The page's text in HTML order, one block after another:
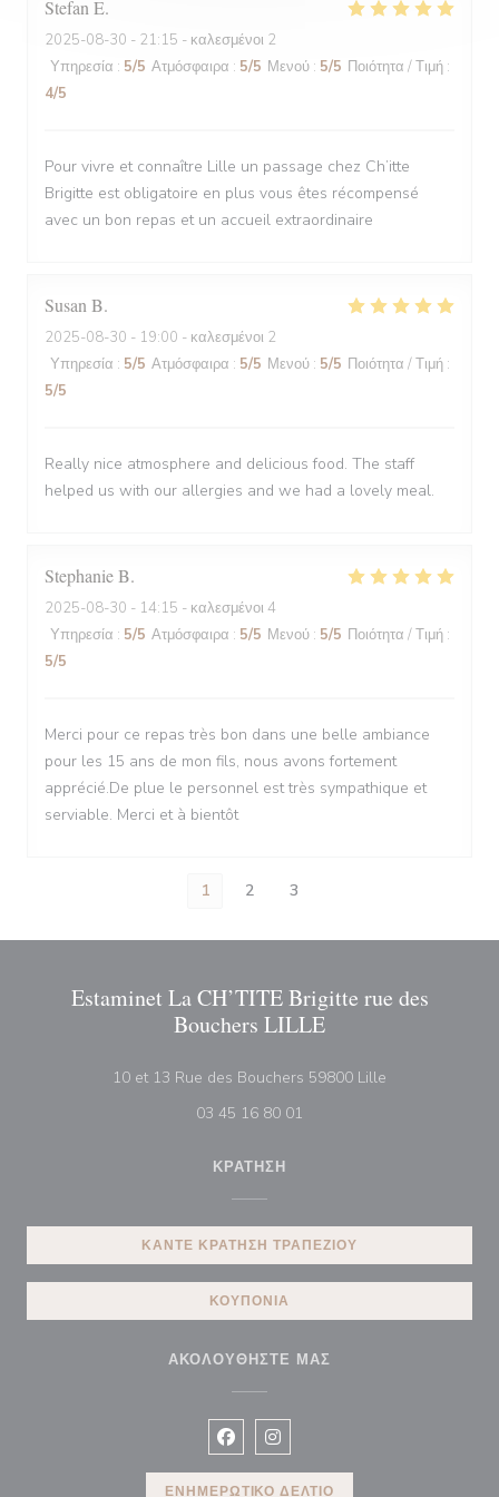
Stefan E
2025-08-30 - 21:15 - καλεσμένοι 2
Υπηρεσία : 5/5 Ατμόσφαιρα : 5/5 Μενού : 5/5 Ποιότητα / Τιμή :
4/5
Pour vivre et connaître Lille un passage chez Ch’itte
Brigitte est obligatoire en plus vous êtes récompensé
avec un bon repas et un accueil extraordinaire
Susan B
2025-08-30 - 19:00 - καλεσμένοι 2
Υπηρεσία : 5/5 Ατμόσφαιρα : 5/5 Μενού : 5/5 Ποιότητα / Τιμή :
5/5
Really nice atmosphere and delicious food. The staff
helped us with our allergies and we had a lovely meal.
StephanieB
2025-08-30 - 14:15 - καλεσμένοι 4
Υπηρεσία : 5/5 Ατμόσφαιρα : 5/5 Μενού : 5/5 Ποιότητα / Τιμή :
5/5
Merci pour ce repas très bon dans une belle ambiance
pour les 15 ans de mon fils, nous avons fortement
apprécié.De plue le personnel est très sympathique et
serviable. Merci et à bientôt
1 2 3
Estaminet La CH’TITE Brigitte rue des
Bouchers LILLE
10 et 13 Rue des Bouchers 59800 Lille
03 45 16 80 01
ΚΡΆΤΗΣΗ
ΚΆΝΤΕ ΚΡΆΤΗΣΗ ΤΡΑΠΕΖΙΟΎ
ΚΟΥΠΌΝΙΑ
ΑΚΟΛΟΥΘΉΣΤΕ ΜΑΣ
Facebook ((ανοίγει σε νέο
Instagram ((ανοίγει σε νέο
ΕΝΗΜΕΡΩΤΙΚΌ ΔΕΛΤΊΟ